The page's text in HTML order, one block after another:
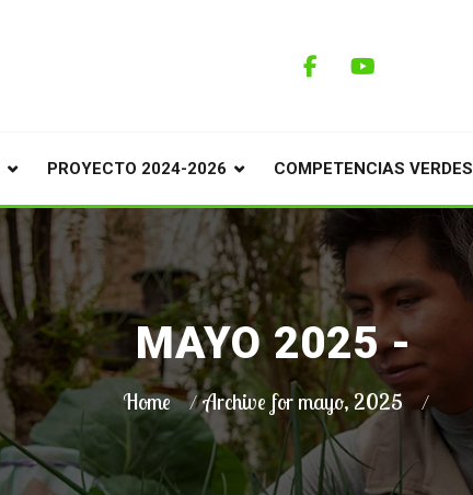
PROYECTO 2024-2026 COMPETENCIAS VERDES
MAYO 2025 -
Home Archive for mayo, 2025